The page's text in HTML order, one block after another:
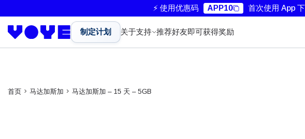
⚡ 使用优惠码 APP10 首次使用 App
制定计划 关于支持 推荐好友即可获得奖励
首页 马达加斯加 马达加斯加 – 15 天 – 5GB